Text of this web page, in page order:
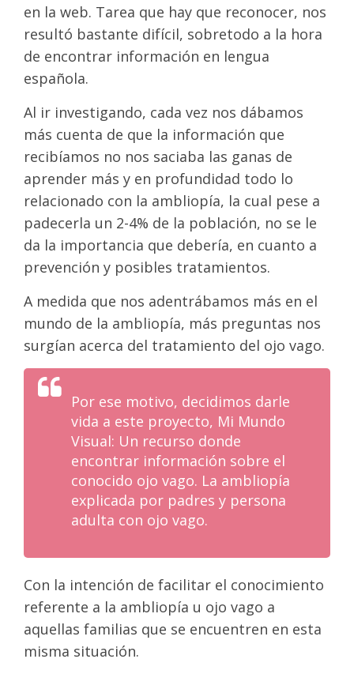
en la web. Tarea que hay que reconocer, nos
resultó bastante difícil, sobretodo a la hora
de encontrar información en lengua
española.
Al ir investigando, cada vez nos dábamos
más cuenta de que la información que
recibíamos no nos saciaba las ganas de
aprender más y en profundidad todo lo
relacionado con la ambliopía, la cual pese a
padecerla un 2-4% de la población, no se le
da la importancia que debería, en cuanto a
prevención y posibles tratamientos.
A medida que nos adentrábamos más en el
mundo de la ambliopía, más preguntas nos
surgían acerca del tratamiento del ojo vago.
Por ese motivo, decidimos darle
vida a este proyecto, Mi Mundo
Visual: Un recurso donde
encontrar información sobre el
conocido ojo vago. La ambliopía
explicada por padres y persona
adulta con ojo vago.
Con la intención de facilitar el conocimiento
referente a la ambliopía u ojo vago a
aquellas familias que se encuentren en esta
misma situación.